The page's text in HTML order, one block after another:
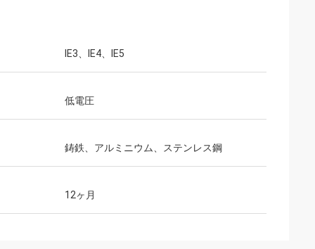
IE3、IE4、IE5
低電圧
鋳鉄、アルミニウム、ステンレス鋼
12ヶ月